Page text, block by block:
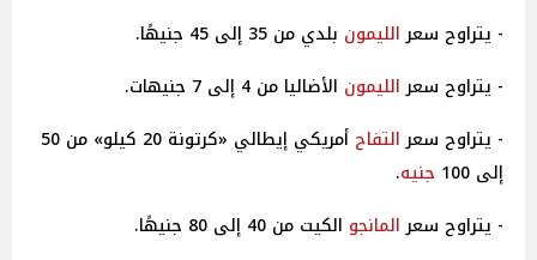
- يتراوح سعرالليمون بلدي من 35 إلى 45 جنيهًا.
- يتراوح سعرالليمون الأضاليا من 4 إلى 7 جنيهات.
- يتراوح سعرالتفاح
أمريكي إيطالي «كرتونة 20 كيلو» من 50
إلى 100
جنيه.
- يتراوح سعرالمانجو الكيت من 40 إلى 80 جنيهًا.